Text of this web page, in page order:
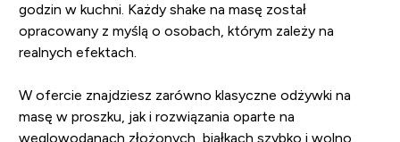
godzin w kuchni. Każdy shake na masę został
opracowany z myślą o osobach, którym zależy na
realnych efektach.
W ofercie znajdziesz zarówno klasyczne odżywki na
masę w proszku, jak i rozwiązania oparte na
węglowodanach złożonych, białkach szybko i wolno